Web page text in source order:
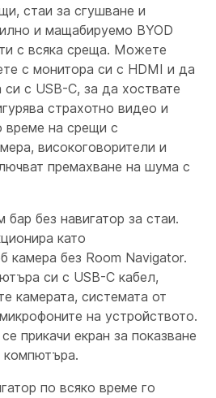
стаи за сгушване и
и мащабируемо BYOD
с всяка среща. Можете
с монитора си с HDMI и да
с USB-C, за да хоствате
страхотно видео и
време на срещи с
високоговорители и
премахване на шума с
бар без навигатор за стаи.
като
камера без Room Navigator.
си с USB-C кабел,
камерата, системата от
на устройството.
прикачи екран за показване
по всяко време го